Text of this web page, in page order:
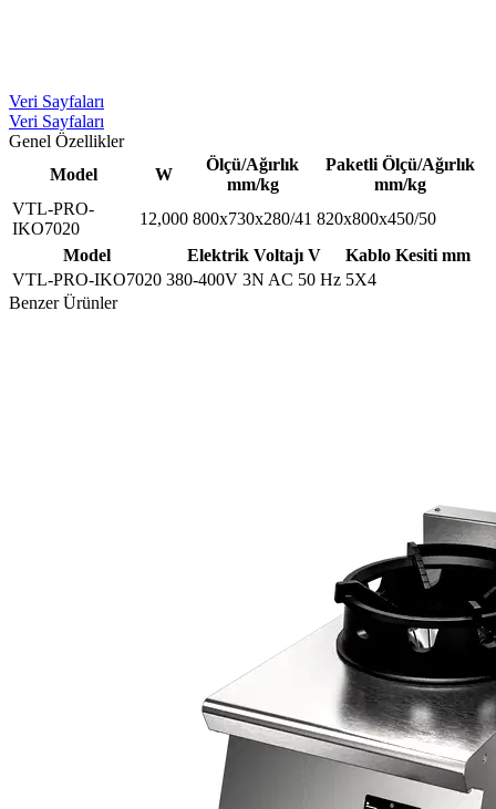
Veri Sayfaları
Veri Sayfaları
Genel Özellikler
Model
W
Ölçü/Ağırlık
mm/kg
Paketli Ölçü/Ağırlık
mm/kg
VTL-PRO-
IKO7020
12,000 800x730x280/41 820x800x450/50
Model
Elektrik Voltajı V
Kablo Kesiti mm
VTL-PRO-IKO7020 380-400V 3N AC 50 Hz 5X4
Benzer Ürünler